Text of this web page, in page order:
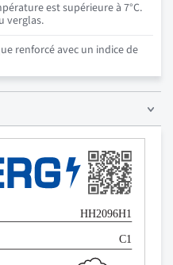
est supérieure à 7°C.
verglas.
renforcé avec un indice de